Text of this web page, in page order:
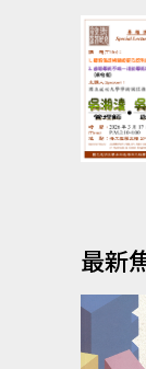
最新